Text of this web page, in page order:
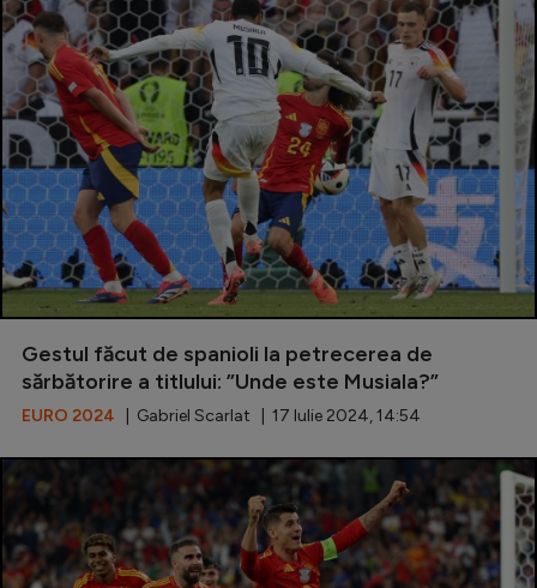
Champions League
Europa League
Conference League
CM 2026
Premier League
LaLiga
Serie A
Campionate
Starurile fotbalului
EURO 2024
Gestul făcut de spanioli la petrecerea de
sărbătorire a titlului: ”Unde este Musiala?”
EURO 2024 | Gabriel Scarlat | 17 Iulie 2024, 14:54